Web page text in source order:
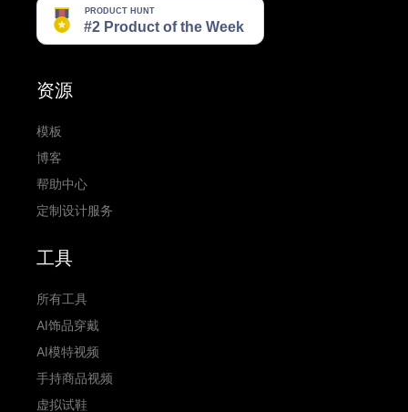
资源
模板
博客
帮助中心
定制设计服务
工具
所有工具
AI饰品穿戴
AI模特视频
手持商品视频
虚拟试鞋